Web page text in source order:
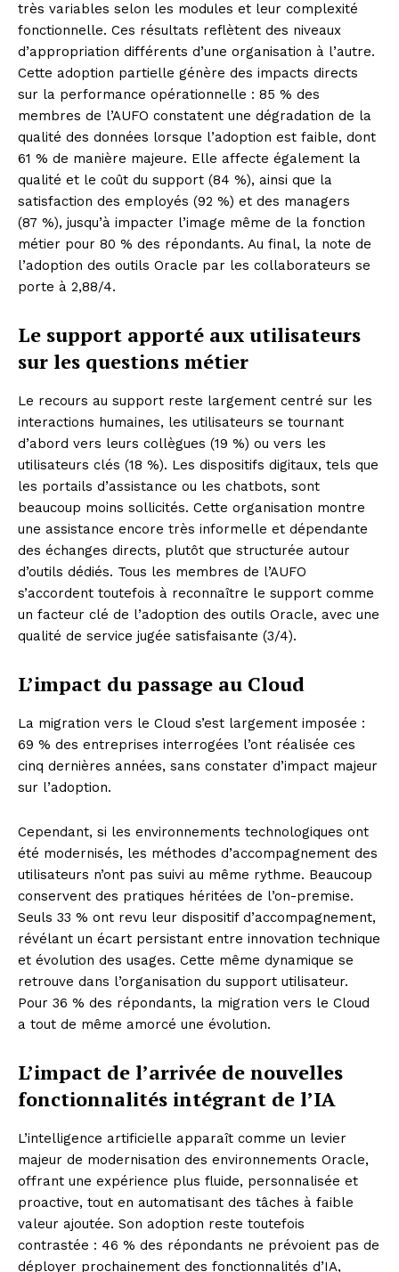
très variables selon les modules et leur complexité
fonctionnelle. Ces résultats reflètent des niveaux
d’appropriation différents d’une organisation à l’autre.
Cette adoption partielle génère des impacts directs
sur la performance opérationnelle : 85 % des
membres de l’AUFO constatent une dégradation de la
qualité des données lorsque l’adoption est faible, dont
61 % de manière majeure. Elle affecte également la
qualité et le coût du support (84 %), ainsi que la
satisfaction des employés (92 %) et des managers
(87 %), jusqu’à impacter l’image même de la fonction
métier pour 80 % des répondants. Au final, la note de
l’adoption des outils Oracle par les collaborateurs se
porte à 2,88/4.
Le support apporté aux utilisateurs
sur les questions métier
Le recours au support reste largement centré sur les
interactions humaines, les utilisateurs se tournant
d’abord vers leurs collègues (19 %) ou vers les
utilisateurs clés (18 %). Les dispositifs digitaux, tels que
les portails d’assistance ou les chatbots, sont
beaucoup moins sollicités. Cette organisation montre
une assistance encore très informelle et dépendante
des échanges directs, plutôt que structurée autour
d’outils dédiés. Tous les membres de l’AUFO
s’accordent toutefois à reconnaître le support comme
un facteur clé de l’adoption des outils Oracle, avec une
qualité de service jugée satisfaisante (3/4).
L’impact du passage au Cloud
La migration vers le Cloud s’est largement imposée :
69 % des entreprises interrogées l’ont réalisée ces
cinq dernières années, sans constater d’impact majeur
sur l’adoption.
Cependant, si les environnements technologiques ont
été modernisés, les méthodes d’accompagnement des
utilisateurs n’ont pas suivi au même rythme. Beaucoup
conservent des pratiques héritées de l’on-premise.
Seuls 33 % ont revu leur dispositif d’accompagnement,
révélant un écart persistant entre innovation technique
et évolution des usages. Cette même dynamique se
retrouve dans l’organisation du support utilisateur.
Pour 36 % des répondants, la migration vers le Cloud
a tout de même amorcé une évolution.
L’impact de l’arrivée de nouvelles
fonctionnalités intégrant de l’IA
L’intelligence artificielle apparaît comme un levier
majeur de modernisation des environnements Oracle,
offrant une expérience plus fluide, personnalisée et
proactive, tout en automatisant des tâches à faible
valeur ajoutée. Son adoption reste toutefois
contrastée : 46 % des répondants ne prévoient pas de
déployer prochainement des fonctionnalités d’IA,